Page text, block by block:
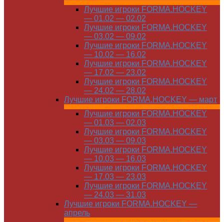
Лучшие игроки FORMA.HOCKEY
— 01.02 — 02.02
Лучшие игроки FORMA.HOCKEY
— 03.02 — 09.02
Лучшие игроки FORMA.HOCKEY
— 10.02 — 16.02
Лучшие игроки FORMA.HOCKEY
— 17.02 — 23.02
Лучшие игроки FORMA.HOCKEY
— 24.02 — 28.02
Лучшие игроки FORMA.HOCKEY — март
Лучшие игроки FORMA.HOCKEY
— 01.03 — 02.03
Лучшие игроки FORMA.HOCKEY
— 03.03 — 09.03
Лучшие игроки FORMA.HOCKEY
— 10.03 — 16.03
Лучшие игроки FORMA.HOCKEY
— 17.03 — 23.03
Лучшие игроки FORMA.HOCKEY
— 24.03 — 31.03
Лучшие игроки FORMA.HOCKEY —
апрель